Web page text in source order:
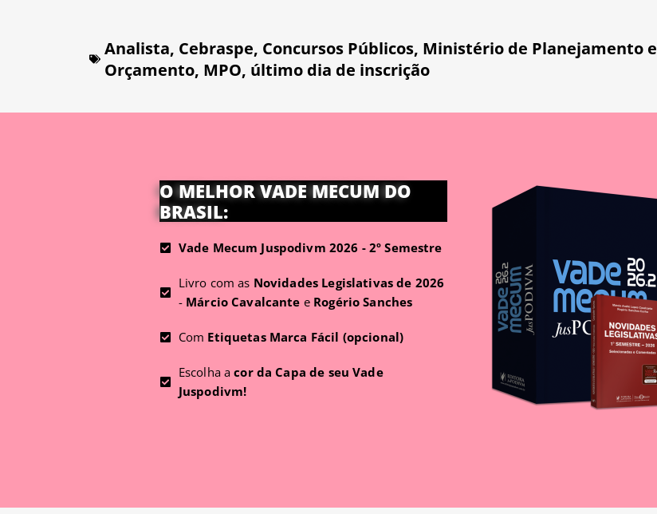
Analista, Cebraspe, Concursos Públicos, Ministério de Planejamento e
Orçamento, MPO, último dia de inscrição
O MELHOR VADE MECUM DO
BRASIL:
Vade Mecum Juspodivm 2026 - 2º Semestre
Livro com as Novidades Legislativas de 2026
- Márcio Cavalcante e Rogério Sanches
Com Etiquetas Marca Fácil (opcional)
Escolha acor da Capa de seu Vade
Juspodivm!